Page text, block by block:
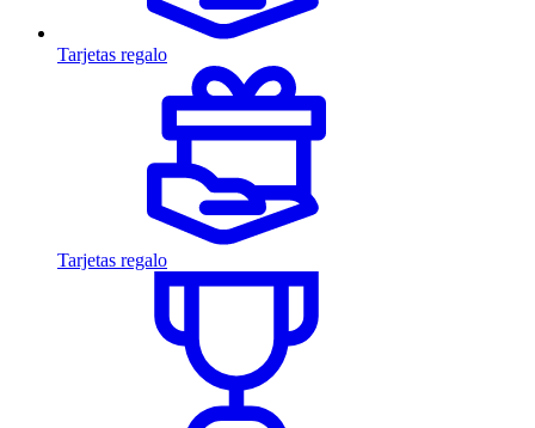
Tarjetas regalo
Tarjetas regalo